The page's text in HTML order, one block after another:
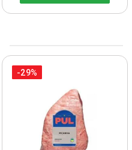
-29%